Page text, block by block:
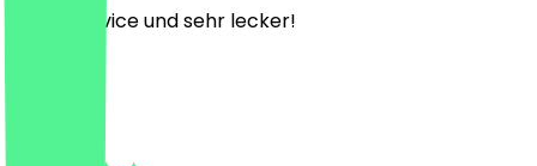
Super Service und sehr lecker!